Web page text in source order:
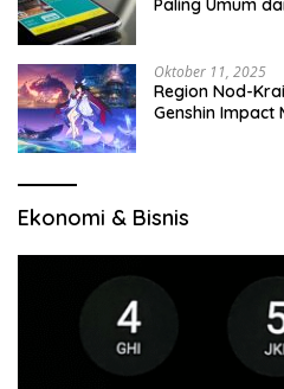
Paling Umum
Oktober 11, 2025
Region Nod-
Genshin Impact
Ekonomi & Bisnis